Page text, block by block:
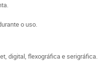
o uso.
digital, flexográfica e serigráfica.